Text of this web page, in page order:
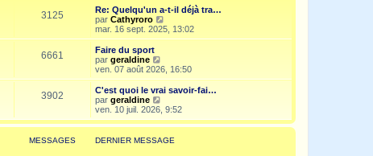
e
s
s
a
g
e
e
r
m
e
s
s
a
g
e
e
r
n
i
m
e
s
a
g
e
3125
Re: Quelqu'un a-t-il déjà tra…
par Cathyroro
o
i
e
d
e
r
n
i
e
m
mar. 16 sept. 2025, 13:02
6661
Faire du sport
par geraldine
o
i
r
e
d
e
r
n
ven. 07 août 2026, 16:50
3902
C'est quoi le vrai savoir-fai…
par geraldine
o
i
r
l
ven. 10 juil. 2026, 9:52
MESSAGES DERNIER MESSAGE